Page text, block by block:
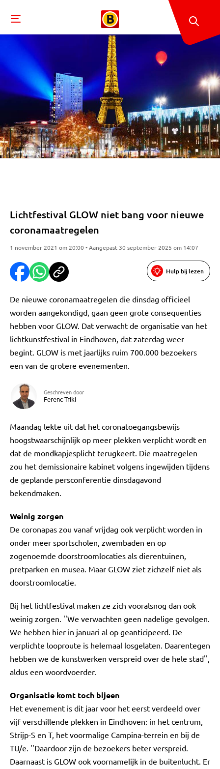
Lichtfestival GLOW niet bang voor nieuwe
coronamaatregelen
1 november 2021 om 20:00 • Aangepast 30 september 2025 om 14:07
Hulp bij lezen
De nieuwe coronamaatregelen die dinsdag officieel
worden aangekondigd, gaan geen grote consequenties
hebben voor GLOW. Dat verwacht de organisatie van het
lichtkunstfestival in Eindhoven, dat zaterdag weer
begint. GLOW is met jaarlijks ruim 700.000 bezoekers
een van de grotere evenementen.
Geschreven door
Ferenc Triki
Maandag lekte uit dat het coronatoegangsbewijs
hoogstwaarschijnlijk op meer plekken verplicht wordt en
dat de mondkapjesplicht terugkeert. Die maatregelen
zou het demissionaire kabinet volgens ingewijden tijdens
de geplande persconferentie dinsdagavond
bekendmaken.
Weinig zorgen
De coronapas zou vanaf vrijdag ook verplicht worden in
onder meer sportscholen, zwembaden en op
zogenoemde doorstroomlocaties als dierentuinen,
pretparken en musea. Maar GLOW ziet zichzelf niet als
doorstroomlocatie.
Bij het lichtfestival maken ze zich vooralsnog dan ook
weinig zorgen. ''We verwachten geen nadelige gevolgen.
We hebben hier in januari al op geanticipeerd. De
verplichte looproute is helemaal losgelaten. Daarentegen
hebben we de kunstwerken verspreid over de hele stad'',
aldus een woordvoerder.
Organisatie komt toch bijeen
Het evenement is dit jaar voor het eerst verdeeld over
vijf verschillende plekken in Eindhoven: in het centrum,
Strijp-S en T, het voormalige Campina-terrein en bij de
TU/e. ''Daardoor zijn de bezoekers beter verspreid.
Daarnaast is GLOW ook voornamelijk in de buitenlucht. Er